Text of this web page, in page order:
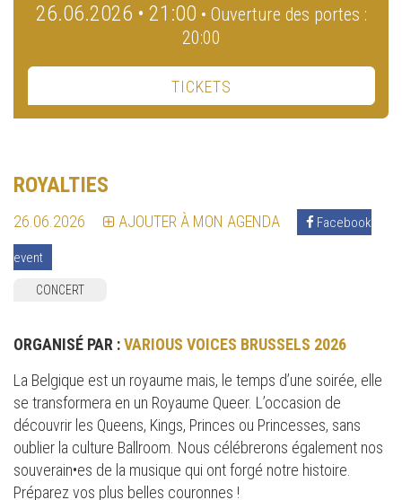
26.06.2026 • 21:00 • Ouverture des portes :
20:00
TICKETS
ROYALTIES
26.06.2026 AJOUTER À MON AGENDA Facebook
event
CONCERT
ORGANISÉ PAR :VARIOUS VOICES BRUSSELS 2026
La Belgique est un royaume mais, le temps d’une soirée, elle
se transformera en un Royaume Queer. L’occasion de
découvrir les Queens, Kings, Princes ou Princesses, sans
oublier la culture Ballroom. Nous célébrerons également nos
souverain•es de la musique qui ont forgé notre histoire.
Préparez vos plus belles couronnes !